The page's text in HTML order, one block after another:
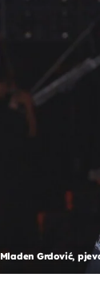
Mladen Grdović,